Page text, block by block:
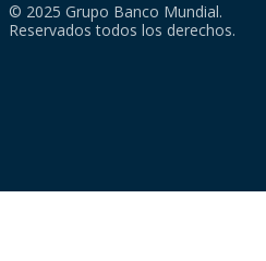
© 2025 Grupo Banco Mundial.
Reservados todos los derechos.